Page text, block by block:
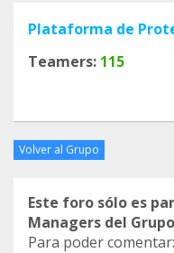
Plataforma de
Teamers: 115
Volver al Grupo
Este foro sólo es
Managers del
Para poder comentar: